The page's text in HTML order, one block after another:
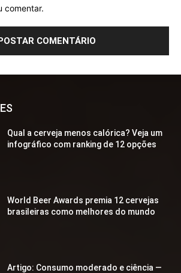
comentar.
Qual a cerveja menos calórica? Veja um
infográfico com ranking de 12 opções
World Beer Awards premia 12 cervejas
brasileiras como melhores do mundo
Artigo: Consumo moderado e ciência —